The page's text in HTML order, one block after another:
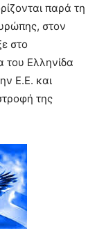
παρά τη
στον
στο
του Ελληνίδα
Ε.Ε. και
της